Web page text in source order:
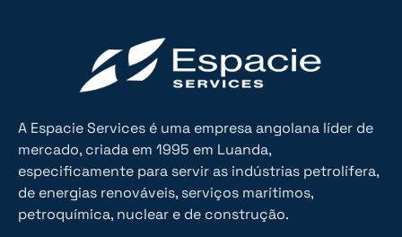
A Espacie Services é uma empresa angolana líder de
mercado, criada em 1995 em Luanda,
especificamente para servir as indústrias petrolífera,
de energias renováveis, serviços marítimos,
petroquímica, nuclear e de construção.